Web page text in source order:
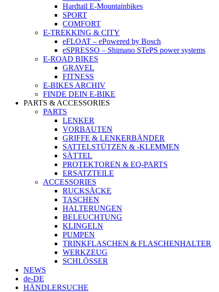
Hardtail E-Mountainbikes
SPORT
COMFORT
E-TREKKING & CITY
eFLOAT – ePowered by Bosch
eSPRESSO – Shimano STePS power systems
E-ROAD BIKES
GRAVEL
FITNESS
E-BIKES ARCHIV
FINDE DEIN E-BIKE
PARTS & ACCESSORIES
PARTS
LENKER
VORBAUTEN
GRIFFE & LENKERBÄNDER
SATTELSTÜTZEN & -KLEMMEN
SÄTTEL
PROTEKTOREN & EQ-PARTS
ERSATZTEILE
ACCESSORIES
RUCKSÄCKE
TASCHEN
HALTERUNGEN
BELEUCHTUNG
KLINGELN
PUMPEN
TRINKFLASCHEN & FLASCHENHALTER
WERKZEUG
SCHLÖSSER
NEWS
de-DE
HÄNDLERSUCHE